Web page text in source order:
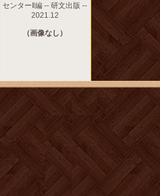
センター‖編 -- 研文出版 --
2021.12
（画像なし）